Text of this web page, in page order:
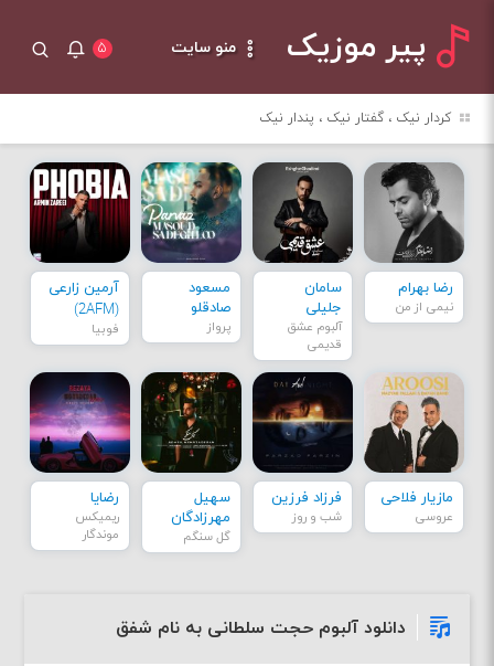
پیر موزیک منو سایت ۵
کردار نیک ، گفتار نیک ، پندار نیک
رضا بهرام
نیمی از من
سامان
جلیلی
آلبوم عشق
قدیمی
مسعود
صادقلو
پرواز
آرمین زارعی
(2AFM)
فوبیا
مازیار فلاحی
عروسی
فرزاد فرزین
شب و روز
سهیل
مهرزادگان
گل سنگم
رضایا
ریمیکس
موندگار
دانلود آلبوم حجت سلطانی به نام شفق